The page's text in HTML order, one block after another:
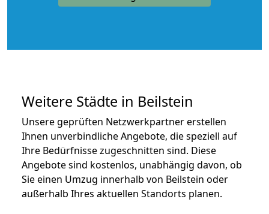
Weitere Städte in Beilstein
Unsere geprüften Netzwerkpartner erstellen
Ihnen unverbindliche Angebote, die speziell auf
Ihre Bedürfnisse zugeschnitten sind. Diese
Angebote sind kostenlos, unabhängig davon, ob
Sie einen Umzug innerhalb von Beilstein oder
außerhalb Ihres aktuellen Standorts planen.